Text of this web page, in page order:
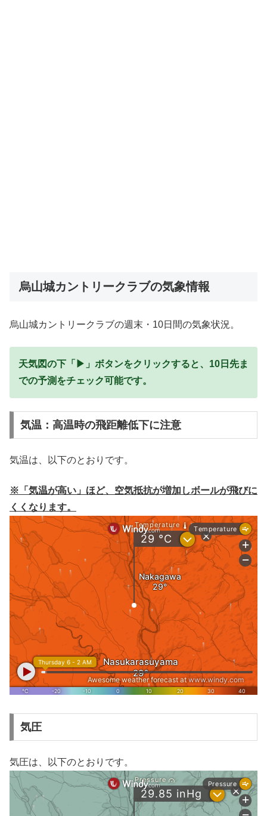
烏山城カントリークラブの気象情報
烏山城カントリークラブの週末・10日間の気象状況。
天気図の下「▶」ボタンをクリックすると、10日先ま
での予測をチェック可能です。
気温：高温時の飛距離低下に注意
気温は、以下のとおりです。
※「気温が高い」ほど、空気抵抗が増加しボールが飛びに
くくなります。
気圧
気圧は、以下のとおりです。